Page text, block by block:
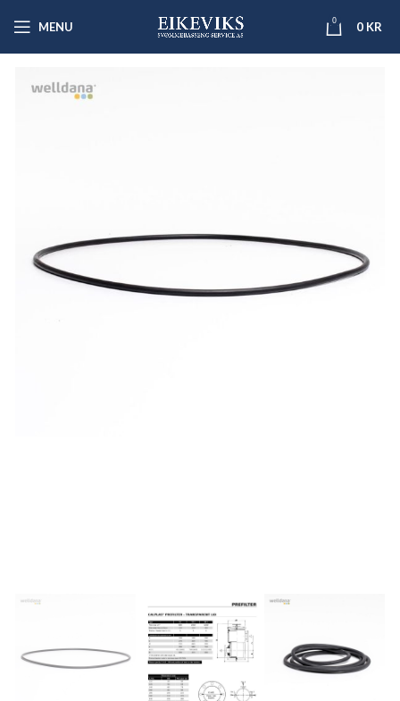
MENU 0 0 KR